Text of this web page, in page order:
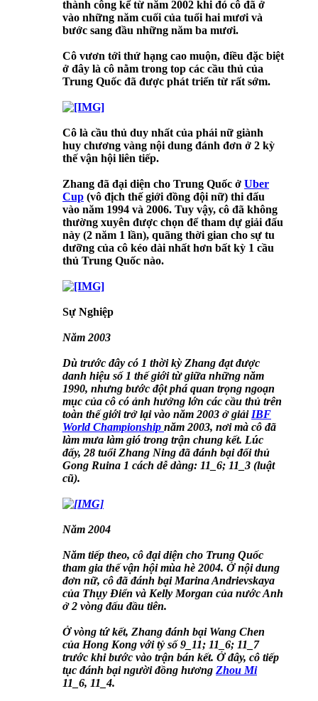
thành công kể từ năm 2002 khi đó cô đã ở
vào những năm cuối của tuổi hai mươi và
bước sang đầu những năm ba mươi.
Cô vươn tới thứ hạng cao muộn, điều đặc biệt
ở đây là cô nằm trong top các cầu thủ của
Trung Quốc đã được phát triển từ rất sớm.
Cô là cầu thủ duy nhất của phái nữ giành
huy chương vàng nội dung đánh đơn ở 2 kỳ
thế vận hội liên tiếp.
Zhang đã đại diện cho Trung Quốc ở Uber
Cup (vô địch thế giới đồng đội nữ) thi đấu
vào năm 1994 và 2006. Tuy vậy, cô đã không
thường xuyên được chọn để tham dự giải đấu
này (2 năm 1 lần), quãng thời gian cho sự tu
dưỡng của cô kéo dài nhất hơn bất kỳ 1 cầu
thủ Trung Quốc nào.
Sự Nghiệp
Năm 2003
Dù trước đây có 1 thời kỳ Zhang đạt được
danh hiệu số 1 thế giới từ giữa những năm
1990, nhưng bước đột phá quan trọng ngoạn
mục của cô có ảnh hưởng lớn các cầu thủ trên
toàn thế giới trở lại vào năm 2003 ở giải IBF
World Championship năm 2003, nơi mà cô đã
làm mưa làm gió trong trận chung kết. Lúc
đấy, 28 tuổi Zhang Ning đã đánh bại đối thủ
Gong Ruina 1 cách dễ dàng: 11_6; 11_3 (luật
cũ).
Năm 2004
Năm tiếp theo, cô đại diện cho Trung Quốc
tham gia thế vận hội mùa hè 2004. Ở nội dung
đơn nữ, cô đã đánh bại Marina Andrievskaya
của Thụy Điển và Kelly Morgan của nước Anh
ở 2 vòng đấu đầu tiên.
Ở vòng tứ kết, Zhang đánh bại Wang Chen
của Hong Kong với tỷ số 9_11; 11_6; 11_7
trước khi bước vào trận bán kết. Ở đây, cô tiếp
tục đánh bại người đồng hương Zhou Mi
11_6, 11_4.